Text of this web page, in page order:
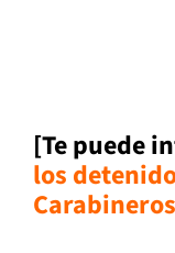
[Te puede
los
Carabineros